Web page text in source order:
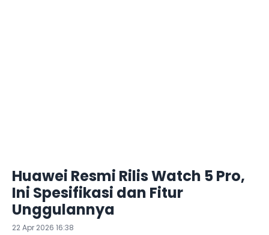
Huawei Resmi Rilis Watch 5 Pro,
Ini Spesifikasi dan Fitur
Unggulannya
22 Apr 2026 16:38